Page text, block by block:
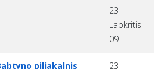
23
Lapkritis
09
piliakalnis
23